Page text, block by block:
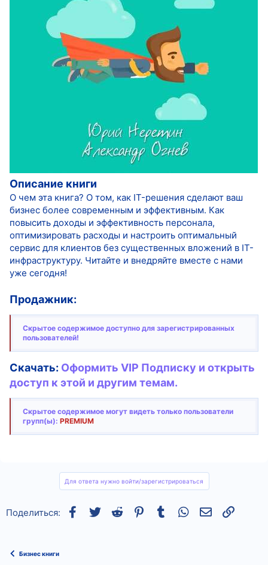
Описание книги
О чем эта книга? О том, как IT-решения сделают ваш
бизнес более современным и эффективным. Как
повысить доходы и эффективность персонала,
оптимизировать расходы и настроить оптимальный
сервис для клиентов без существенных вложений в IT-
инфраструктуру. Читайте и внедряйте вместе с нами
уже сегодня!
Продажник:
Скрытое содержимое доступно для зарегистрированных
пользователей!
Скачать: Оформить VIP Подписку и открыть
доступ к этой и другим темам.
Скрытое содержимое могут видеть только пользователи
групп(ы): PREMIUM
Для ответа нужно войти/зарегистрироваться
Поделиться: Facebook
TwitterReddit Pinterest
Tumblr WhatsAppСсылка
Бизнес книги